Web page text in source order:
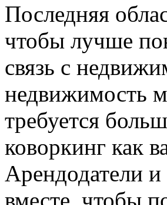
Последняя
чтобы лучше
связь с
недвижимость
требуется
коворкинг как
Арендодатели и
вместе, чтобы